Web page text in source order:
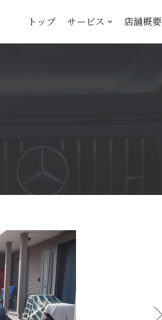
トップ サービス 店舗概要